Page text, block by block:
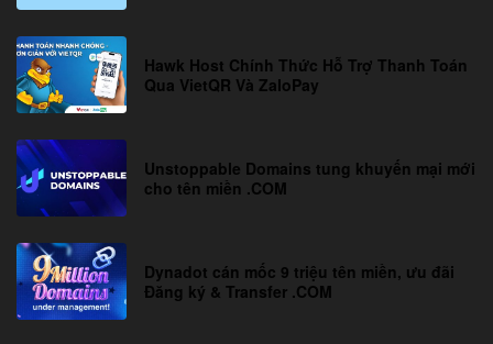
Hawk Host Chính Thức Hỗ Trợ Thanh Toán
Qua VietQR Và ZaloPay
Unstoppable Domains tung khuyến mại mới
cho tên miền .COM
Dynadot cán mốc 9 triệu tên miền, ưu đãi
Đăng ký & Transfer .COM